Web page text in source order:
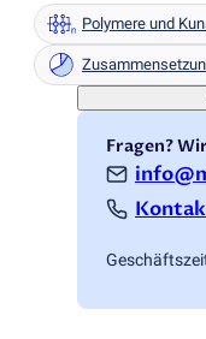
Polymere und
Fragen?